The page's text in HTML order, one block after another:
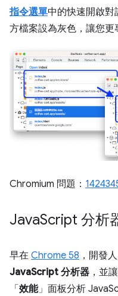
指令選單中的快速開啟對
方檔案設為灰色，讓您更
Chromium 問題：
JavaScript 分析
早在 Chrome 58 ，開發
JavaScript 分析器 ，並
「效能」面板分析